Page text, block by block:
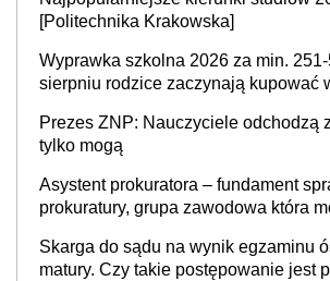
[Politechnika Krakowska]
Wyprawka szkolna 2026 za min. 251-
sierpniu rodzice zaczynają kupować
ponad 1 tys. zł
Prezes ZNP: Nauczyciele odchodzą
tylko mogą
Asystent prokuratora – fundament
prokuratury, grupa zawodowa która
Skarga do sądu na wynik egzaminu
matury. Czy takie postępowanie jest